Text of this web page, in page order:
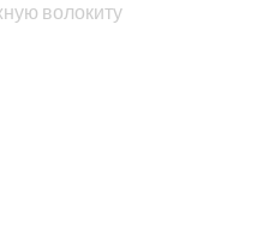
волокиту